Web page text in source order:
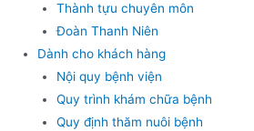
Thành tựu chuyên môn
Đoàn Thanh Niên
Dành cho khách hàng
Nội quy bệnh viện
Quy trình khám chữa bệnh
Quy định thăm nuôi bệnh